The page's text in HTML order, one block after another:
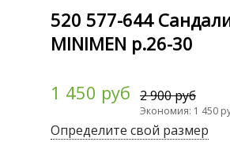
520 577-644
MINIMEN р.26-30
1 450 руб 2 900 руб
Экономия: 1 450
Определите свой размер